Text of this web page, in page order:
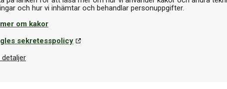
om kakor
sekretesspolicy
detaljer